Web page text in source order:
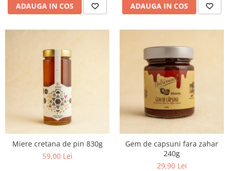
ADAUGA IN COS ADAUGA IN COS
Miere cretana de pin 830g
59,00 Lei
Gem de capsuni fara zahar
240g
29,90 Lei